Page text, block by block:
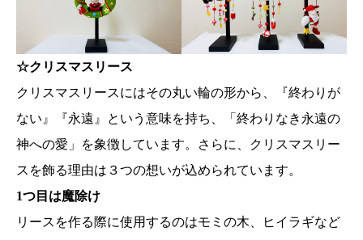
☆クリスマスリース
クリスマスリースにはその丸い輪の形から、『終わりが
ない』『永遠』という意味を持ち、「終わりなき永遠の
神への愛」を象徴しています。さらに、クリスマスリー
スを飾る理由は３つの想いが込められています。
1つ目は魔除け
リースを作る際に使用するのはモミの木、ヒイラギなど